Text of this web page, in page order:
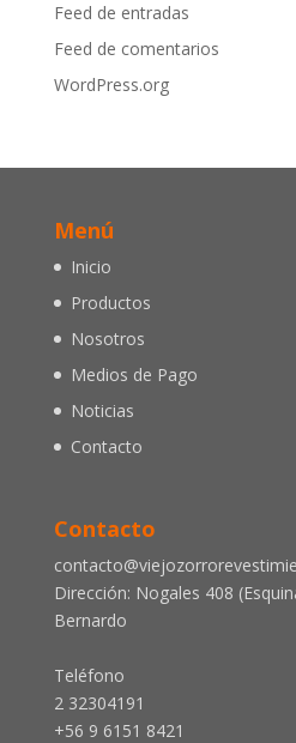
Feed de entradas
Feed de comentarios
WordPress.org
Menú
Inicio
Productos
Nosotros
Medios de Pago
Noticias
Contacto
Contacto
Dirección: Nogales 408
Bernardo
Teléfono
2 32304191
+56 9 6151 8421